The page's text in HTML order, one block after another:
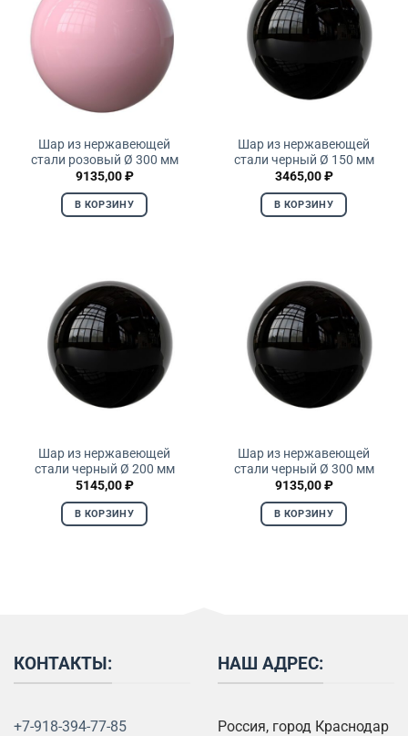
Шар из нержавеющей
стали розовый Ø 300 мм
9135,00₽
В КОРЗИНУ
Шар из нержавеющей
стали черный Ø 150 мм
3465,00₽
В КОРЗИНУ
Шар из нержавеющей
стали черный Ø 200 мм
5145,00₽
В КОРЗИНУ
Шар из нержавеющей
стали черный Ø 300 мм
9135,00₽
В КОРЗИНУ
КОНТАКТЫ:
+7-918-394-77-85
НАШ АДРЕС:
Россия, город Краснодар